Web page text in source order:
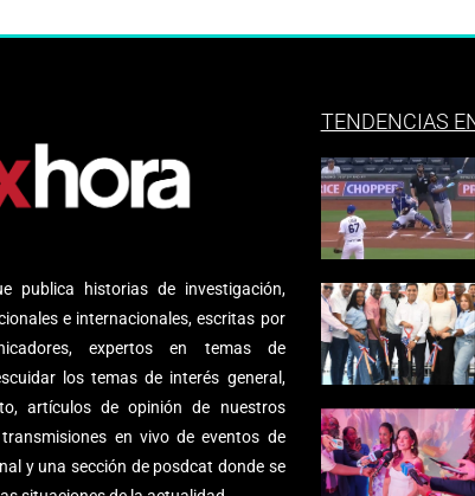
publica historias de investigación,
e internacionales, escritas por
expertos en temas de
los temas de interés general,
artículos de opinión de nuestros
en vivo de eventos de
y una sección de posdcat donde se
TENDENCIAS